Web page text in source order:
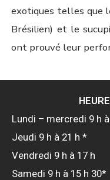
exotiques telles que
Brésilien) et le
ont prouvé leur
Lundi – mercredi 9 h
Jeudi 9 h à 21 h *
Vendredi 9 h à 17 h
Samedi 9 h à 15 h 30*